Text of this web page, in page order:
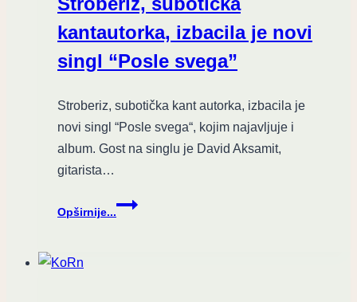
session
formatu
kantautorka, izbacila je novi
singl “Posle svega”
Stroberiz, subotička kant autorka, izbacila je
novi singl “Posle svega“, kojim najavljuje i
album. Gost na singlu je David Aksamit,
gitarista…
Opširnije...
Stroberiz,
subotička